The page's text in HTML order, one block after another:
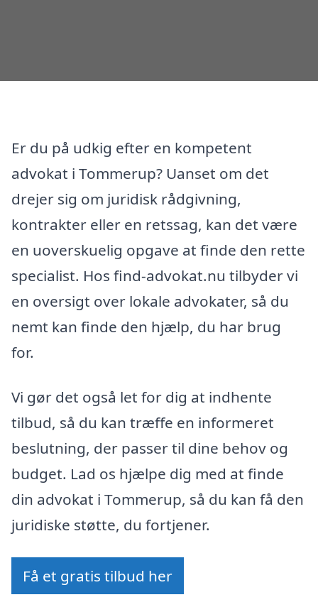
Er du på udkig efter en kompetent
advokat i Tommerup? Uanset om det
drejer sig om juridisk rådgivning,
kontrakter eller en retssag, kan det være
en uoverskuelig opgave at finde den rette
specialist. Hos find-advokat.nu tilbyder vi
en oversigt over lokale advokater, så du
nemt kan finde den hjælp, du har brug
for.
Vi gør det også let for dig at indhente
tilbud, så du kan træffe en informeret
beslutning, der passer til dine behov og
budget. Lad os hjælpe dig med at finde
din advokat i Tommerup, så du kan få den
juridiske støtte, du fortjener.
Få et gratis tilbud her